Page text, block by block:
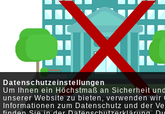
Datenschutzeinstellungen
Um Ihnen ein Höchstmaß an Sicherheit
unserer Website zu bieten, verwenden wir
Informationen zum Datenschutz und der